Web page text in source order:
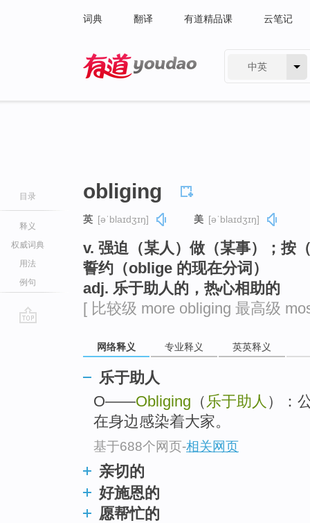
词典 翻译 有道精品课 云笔记
中英
目录
释义
权威词典
用法
例句
obliging
英 [əˈblaɪdʒɪŋ] 美 [əˈblaɪdʒɪŋ]
v. 强迫（某人）做（某事）；按
誓约（oblige 的现在分词）
adj. 乐于助人的，热心相助的
[ 比较级 more obliging 最高级
网络释义 专业释义 英英释义
乐于助人
O——Obliging （乐于助人 ）：
在身边感染着大家。
基于688个网页-相关网页
亲切的
好施恩的
愿帮忙的